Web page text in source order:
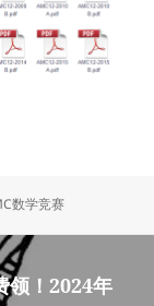
数学竞赛
领！2024年